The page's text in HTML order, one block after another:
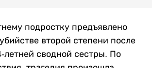
подростку предъявлено
второй степени после
летней сводной сестры. По